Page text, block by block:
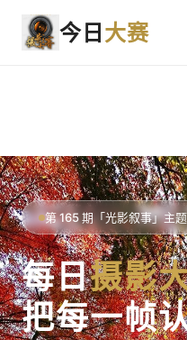
今日大赛
第 165 期「光影叙事」主
每日摄影
把每一帧